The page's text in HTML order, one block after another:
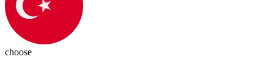
choose